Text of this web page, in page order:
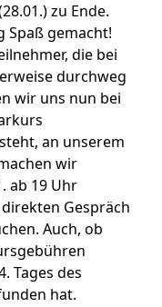
zu Ende.
Spaß gemacht!
die bei
durchweg
wir uns nun bei
an unserem
wir
ab 19 Uhr
Gespräch
Auch, ob
Tages des
hat.